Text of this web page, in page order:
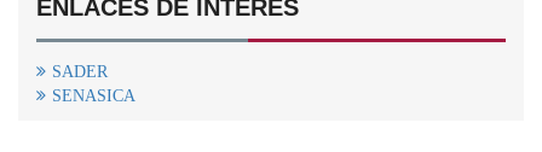
ENLACES DE INTERÉS
SADER
SENASICA